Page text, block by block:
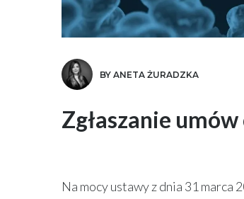
BY ANETA ŻURADZKA
Zgłaszanie umów
Na mocy ustawy z dnia 31 marca